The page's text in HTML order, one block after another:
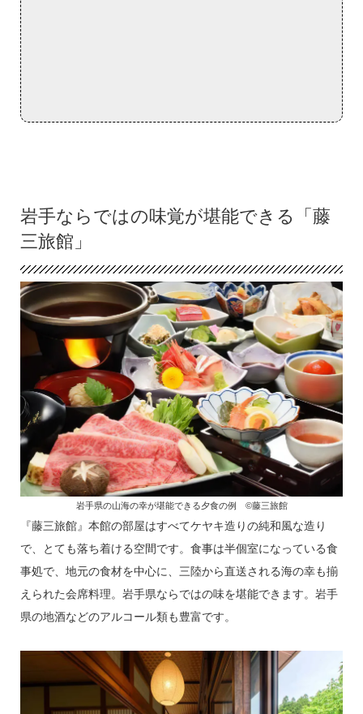
岩手ならではの味覚が堪能できる「藤
三旅館」
岩手県の山海の幸が堪能できる夕食の例 ©藤三旅館
『藤三旅館』本館の部屋はすべてケヤキ造りの純和風な造り
で、とても落ち着ける空間です。食事は半個室になっている食
事処で、地元の食材を中心に、三陸から直送される海の幸も揃
えられた会席料理。岩手県ならではの味を堪能できます。岩手
県の地酒などのアルコール類も豊富です。